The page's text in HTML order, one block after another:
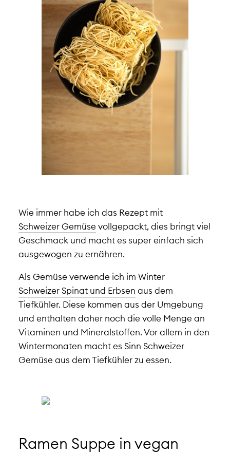
Wie immer habe ich das Rezept mit
Schweizer Gemüse vollgepackt, dies bringt viel
Geschmack und macht es super einfach sich
ausgewogen zu ernähren.
Als Gemüse verwende ich im Winter
Schweizer Spinat und Erbsen aus dem
Tiefkühler. Diese kommen aus der Umgebung
und enthalten daher noch die volle Menge an
Vitaminen und Mineralstoffen. Vor allem in den
Wintermonaten macht es Sinn Schweizer
Gemüse aus dem Tiefkühler zu essen.
Ramen Suppe in vegan